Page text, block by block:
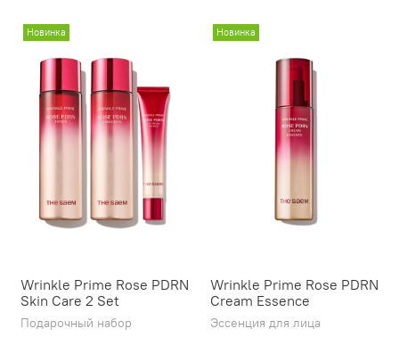
Новинка
Wrinkle Prime Rose PDRN
Skin Care 2 Set
Подарочный набор
Новинка
Wrinkle Prime Rose PDRN
Cream Essence
Эссенция для лица